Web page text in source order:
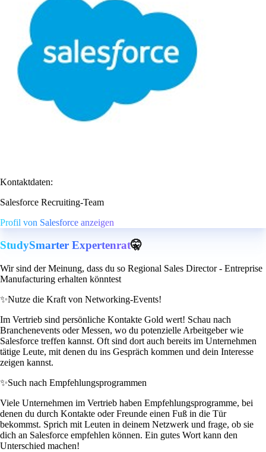
Kontaktdaten:
Salesforce Recruiting-Team
Profil von Salesforce anzeigen
StudySmarter Expertenrat🤫
Wir sind der Meinung, dass du so Regional Sales Director - Entreprise
Manufacturing erhalten könntest
✨Nutze die Kraft von Networking-Events!
Im Vertrieb sind persönliche Kontakte Gold wert! Schau nach
Branchenevents oder Messen, wo du potenzielle Arbeitgeber wie
Salesforce treffen kannst. Oft sind dort auch bereits im Unternehmen
tätige Leute, mit denen du ins Gespräch kommen und dein Interesse
zeigen kannst.
✨Such nach Empfehlungsprogrammen
Viele Unternehmen im Vertrieb haben Empfehlungsprogramme, bei
denen du durch Kontakte oder Freunde einen Fuß in die Tür
bekommst. Sprich mit Leuten in deinem Netzwerk und frage, ob sie
dich an Salesforce empfehlen können. Ein gutes Wort kann den
Unterschied machen!